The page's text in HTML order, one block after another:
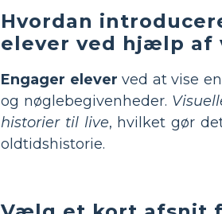
Hvordan
elever ved hjælp
Engager elever ved at vise
og nøglebegivenheder.
historier til live, hvilket gør
oldtidshistorie.